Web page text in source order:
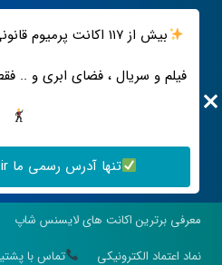
بیش از ۱۱۷ اکانت
فیلم و سریال ، فضای ابری و ..
تنها آدرس رسمی ما shop.noyanman.ir
معرفی برترین اکانت های لایسنس شاپ
نماد اعتماد الکترونیکی
تماس با پشتیبانی :